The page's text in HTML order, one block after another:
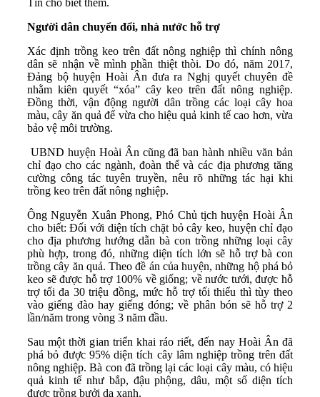
Tín cho biết thêm.
Người dân chuyển đổi, nhà nước hỗ trợ
Xác định trồng keo trên đất nông nghiệp thì chính nông
dân sẽ nhận về mình phần thiệt thòi. Do đó, năm 2017,
Đảng bộ huyện Hoài Ân đưa ra Nghị quyết chuyên đề
nhằm kiên quyết “xóa” cây keo trên đất nông nghiệp.
Đồng thời, vận động người dân trồng các loại cây hoa
màu, cây ăn quả để vừa cho hiệu quả kinh tế cao hơn, vừa
bảo vệ môi trường.
UBND huyện Hoài Ân cũng đã ban hành nhiều văn bản
chỉ đạo cho các ngành, đoàn thể và các địa phương tăng
cường công tác tuyên truyền, nêu rõ những tác hại khi
trồng keo trên đất nông nghiệp.
Ông Nguyễn Xuân Phong, Phó Chủ tịch huyện Hoài Ân
cho biết: Đối với diện tích chặt bỏ cây keo, huyện chỉ đạo
cho địa phương hướng dẫn bà con trồng những loại cây
phù hợp, trong đó, những diện tích lớn sẽ hỗ trợ bà con
trồng cây ăn quả. Theo đề án của huyện, những hộ phá bỏ
keo sẽ được hỗ trợ 100% về giống; về nước tưới, được hỗ
trợ tối đa 30 triệu đồng, mức hỗ trợ tối thiểu thì tùy theo
vào giếng đào hay giếng đóng; về phân bón sẽ hỗ trợ 2
lần/năm trong vòng 3 năm đầu.
Sau một thời gian triển khai ráo riết, đến nay Hoài Ân đã
phá bỏ được 95% diện tích cây lâm nghiệp trồng trên đất
nông nghiệp. Bà con đã trồng lại các loại cây màu, có hiệu
quả kinh tế như bắp, đậu phộng, dâu, một số diện tích
được trồng bưởi da xanh.